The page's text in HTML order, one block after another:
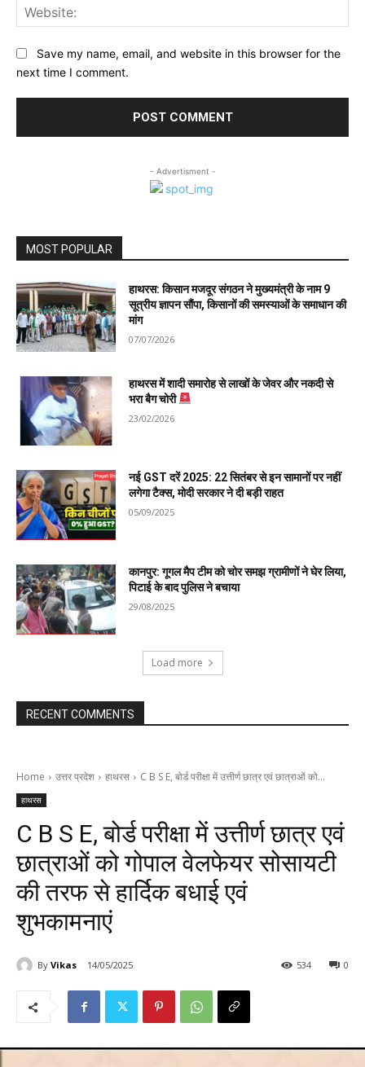
Save my name, email, and website in this browser for the
next time I comment.
- Advertisment -
MOST POPULAR
हाथरस: किसान मजदूर संगठन ने मुख्यमंत्री के नाम 9
सूत्रीय ज्ञापन सौंपा, किसानों की समस्याओं के समाधान की
मांग
07/07/2026
हाथरस में शादी समारोह से लाखों के जेवर और नकदी से
भरा बैग चोरी
23/02/2026
नई GST दरें 2025: 22 सितंबर से इन सामानों पर नहीं
लगेगा टैक्स, मोदी सरकार ने दी बड़ी राहत
05/09/2025
कानपुर: गूगल मैप टीम को चोर समझ ग्रामीणों ने घेर लिया,
पिटाई के बाद पुलिस ने बचाया
29/08/2025
Load more
RECENT COMMENTS